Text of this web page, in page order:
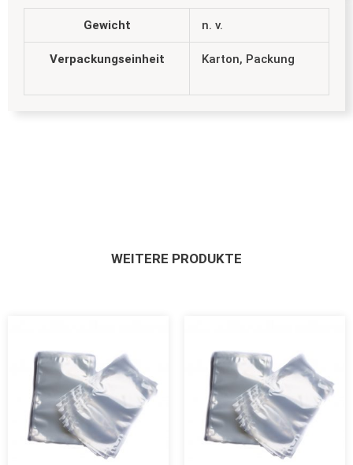
Gewicht n. v.
Verpackungseinheit Karton, Packung
WEITERE PRODUKTE
weist
mehrere
Varianten
auf.
Die
weist
mehrere
auf.
Die